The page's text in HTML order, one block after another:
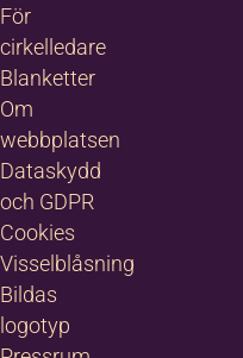
i alla
former.I
har
För
cirkelledare
Blanketter
Om
webbplatsen
Dataskydd
och GDPR
Cookies
Visselblåsning
Bildas
logotyp